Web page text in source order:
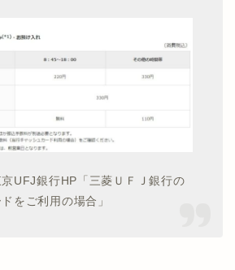
UFJ銀行HP「三菱ＵＦＪ銀行の
をご利用の場合」